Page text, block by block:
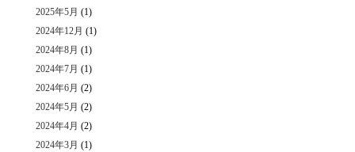
2025年5月 (1)
2024年12月 (1)
2024年8月 (1)
2024年7月 (1)
2024年6月 (2)
2024年5月 (2)
2024年4月 (2)
2024年3月 (1)